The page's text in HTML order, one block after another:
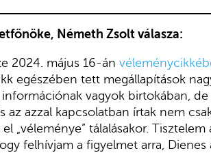
Németh Zsolt válasza:
2024. május 16-án
egészében tett megállapítások
vagyok birtokában,
azzal kapcsolatban írtak nem
„véleménye” tálalásakor. Tisztelem
felhívjam a figyelmet arra, Dienes